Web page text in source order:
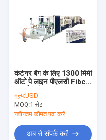
कंटेनर बैग के लिए 1300 मिमी
ऑटो पे लाइन पीएलसी Fibc
मूल्य:USD
MOQ:1 सेट
नवीनतम कीमत पता करें
अब से संपर्क करें